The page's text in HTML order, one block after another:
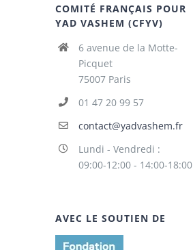
COMITÉ FRANÇAIS POUR
YAD VASHEM (CFYV)
6 avenue de la Motte-
Picquet
75007 Paris
01 47 20 99 57
contact@yadvashem.fr
Lundi - Vendredi :
09:00-12:00 - 14:00-18:00
AVEC LE SOUTIEN DE